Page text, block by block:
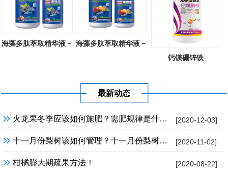
海藻多肽萃取精华液－ 海藻多肽萃取精华液－
钙镁硼锌铁
最新动态
[2020-12-03]
火龙果冬季应该如何施肥？需肥规律是什么？
[2020-11-02]
十一月份梨树该如何管理？十一月份梨树管理方法！
[2020-08-22]
柑橘膨大期疏果方法！